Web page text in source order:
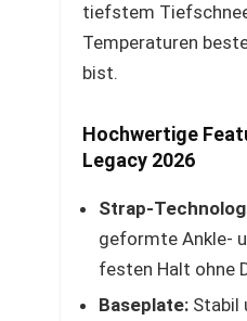
tiefstem
Temperaturen
bist.
Hochwertige
Legacy 2026
Strap-
geformte Ankle-
festen Halt ohne
Baseplate: Stabil